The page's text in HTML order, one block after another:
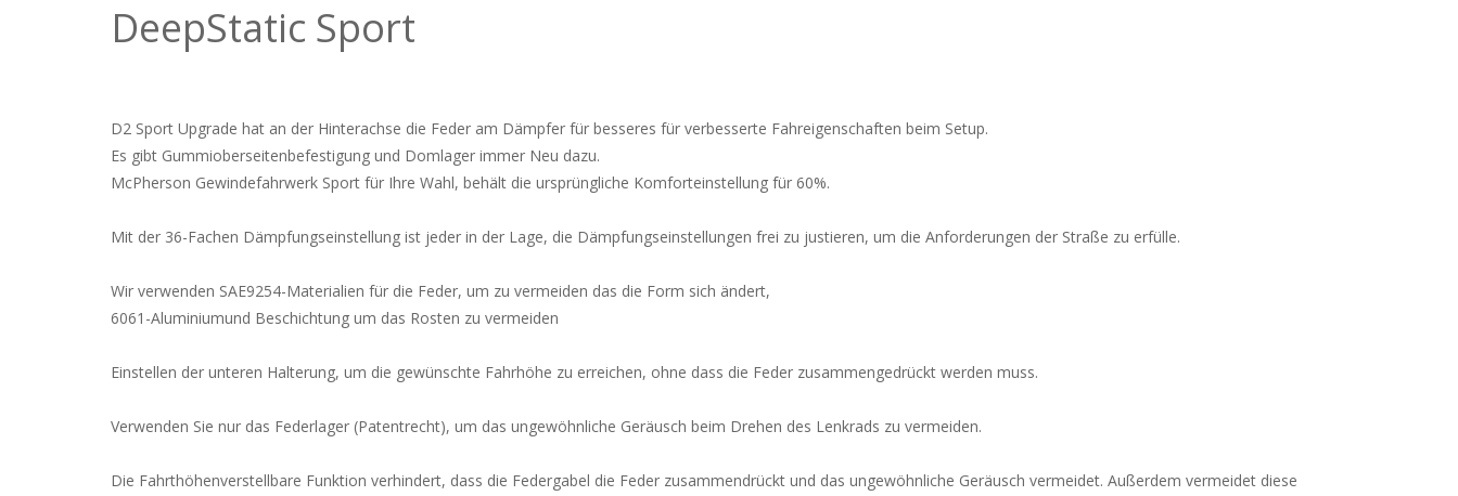
DeepStatic Sport
D2 Sport Upgrade hat an der Hinterachse die Feder am Dämpfer für besseres für verbesserte Fahreigenschaften beim Setup.
Es gibt Gummioberseitenbefestigung und Domlager immer Neu dazu.
McPherson Gewindefahrwerk Sport für Ihre Wahl, behält die ursprüngliche Komforteinstellung für 60%.
Mit der 36-Fachen Dämpfungseinstellung ist jeder in der Lage, die Dämpfungseinstellungen frei zu justieren, um die Anforderungen der Straße zu erfülle.
Wir verwenden SAE9254-Materialien für die Feder, um zu vermeiden das die Form sich ändert,
6061-Aluminiumund Beschichtung um das Rosten zu vermeiden
Einstellen der unteren Halterung, um die gewünschte Fahrhöhe zu erreichen, ohne dass die Feder zusammengedrückt werden muss.
Verwenden Sie nur das Federlager (Patentrecht), um das ungewöhnliche Geräusch beim Drehen des Lenkrads zu vermeiden.
Die Fahrthöhenverstellbare Funktion verhindert, dass die Federgabel die Feder zusammendrückt und das ungewöhnliche Geräusch vermeidet. Außerdem vermeidet diese